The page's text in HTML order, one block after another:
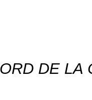
DE LA